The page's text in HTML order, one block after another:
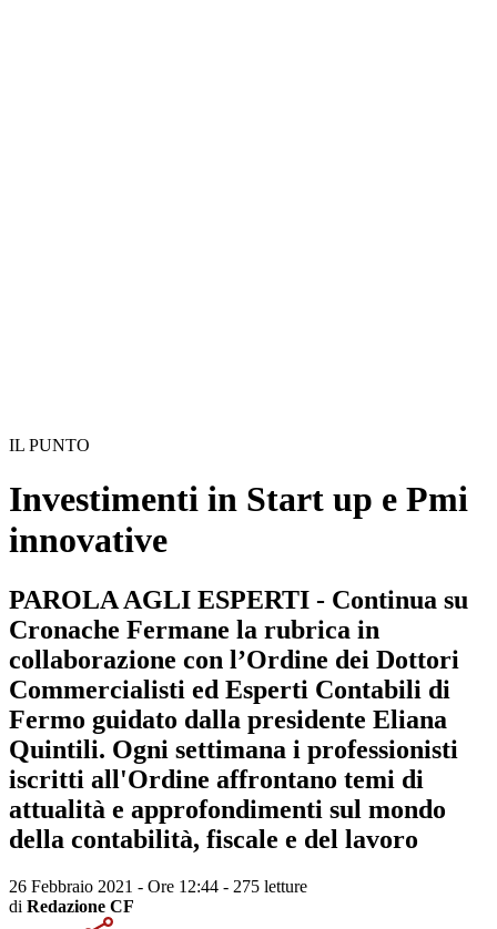
IL PUNTO
Investimenti in Start up e Pmi
innovative
PAROLA AGLI ESPERTI - Continua su
Cronache Fermane la rubrica in
collaborazione con l’Ordine dei Dottori
Commercialisti ed Esperti Contabili di
Fermo guidato dalla presidente Eliana
Quintili. Ogni settimana i professionisti
iscritti all'Ordine affrontano temi di
attualità e approfondimenti sul mondo
della contabilità, fiscale e del lavoro
26 Febbraio 2021 - Ore 12:44 - 275 letture
di Redazione CF